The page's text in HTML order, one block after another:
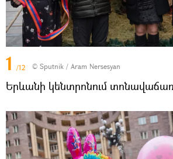
1 /12 © Sputnik / Aram Nersesyan
Երևանի կենտրոնում տոնավաճառ